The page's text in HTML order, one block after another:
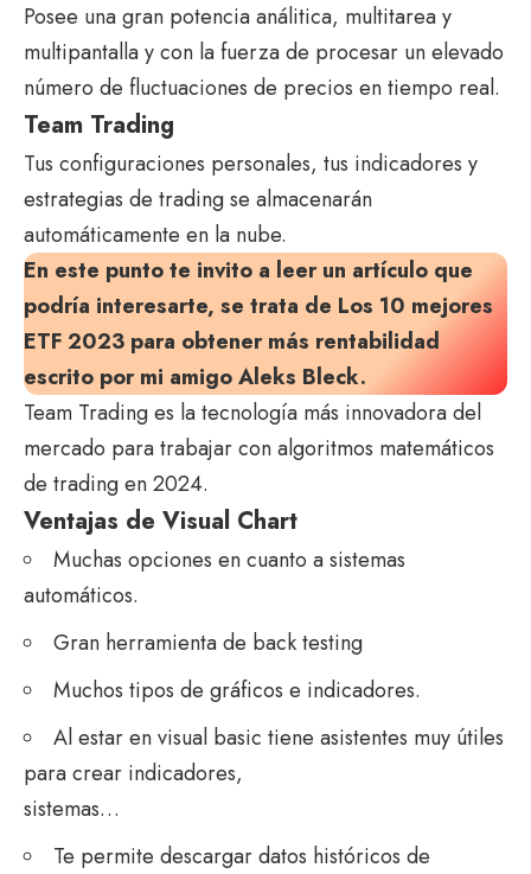
Posee una gran potencia análitica, multitarea y
multipantalla y con la fuerza de procesar un elevado
número de fluctuaciones de precios en tiempo real.
Team Trading
Tus configuraciones personales, tus indicadores y
estrategias de trading se almacenarán
automáticamente en la nube.
En este punto te invito a leer un artículo que
podría interesarte, se trata de Los 10 mejores
ETF 2023 para obtener más rentabilidad
escrito por mi amigo Aleks Bleck.
Team Trading es la tecnología más innovadora del
mercado para trabajar con algoritmos matemáticos
de trading en 2024.
Ventajas de Visual Chart
Muchas opciones en cuanto a sistemas
automáticos.
Gran herramienta de back testing
Muchos tipos de gráficos e indicadores.
Al estar en visual basic tiene asistentes muy útiles
para crear indicadores,
sistemas…
Te permite descargar datos históricos de